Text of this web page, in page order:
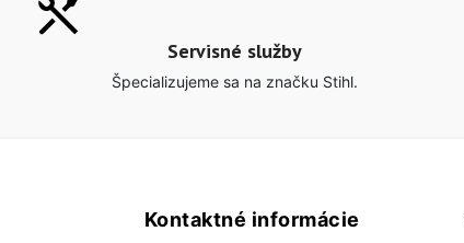
Servisné služby
Špecializujeme sa na značku Stihl.
Kontaktné informácie